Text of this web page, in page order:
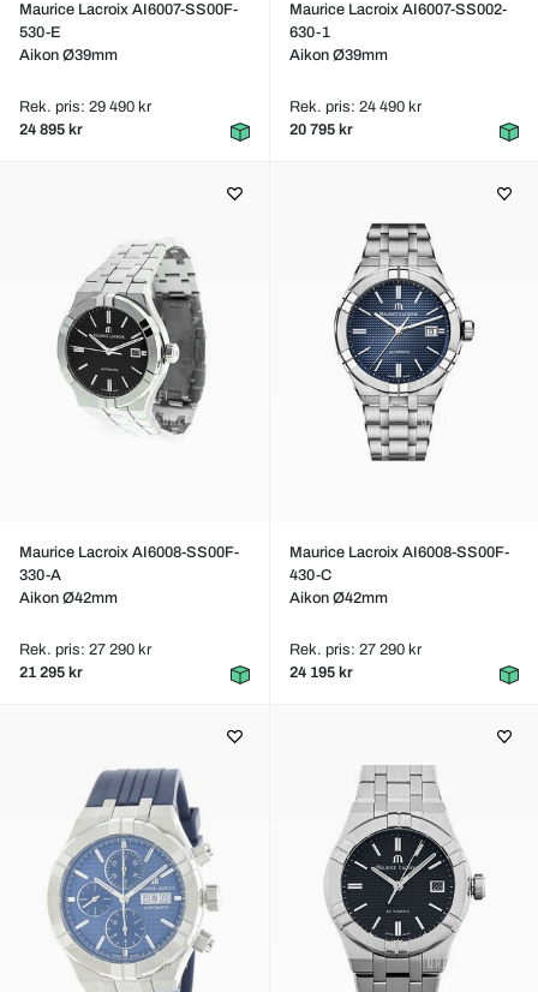
Maurice Lacroix AI6007-SS00F-
530-E
Aikon Ø39mm
Rek. pris: 29 490 kr
24 895 kr
Maurice Lacroix AI6007-SS002-
630-1
Aikon Ø39mm
Rek. pris: 24 490 kr
20 795 kr
Maurice Lacroix AI6008-SS00F-
330-A
Aikon Ø42mm
Rek. pris: 27 290 kr
21 295 kr
Maurice Lacroix AI6008-SS00F-
430-C
Aikon Ø42mm
Rek. pris: 27 290 kr
24 195 kr